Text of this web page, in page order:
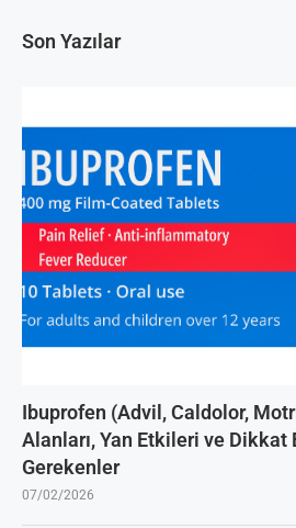
Son Yazılar
Ibuprofen (Advil, Caldolor,
Alanları, Yan Etkileri ve Dikkat
Gerekenler
07/02/2026